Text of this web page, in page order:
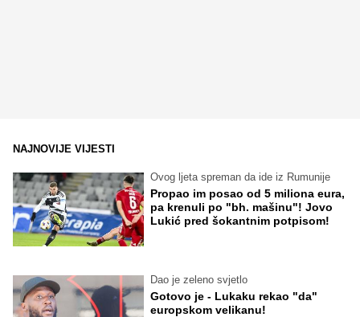
NAJNOVIJE VIJESTI
Ovog ljeta spreman da ide iz Rumunije
Propao im posao od 5 miliona eura,
pa krenuli po "bh. mašinu"! Jovo
Lukić pred šokantnim potpisom!
Dao je zeleno svjetlo
Gotovo je - Lukaku rekao "da"
europskom velikanu!